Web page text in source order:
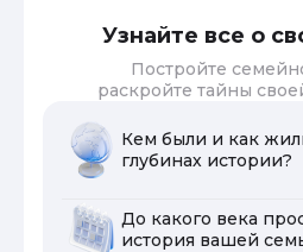
Узнайте все о
Постройте
раскройте тайны
Кем были и как
глубинах истории?
До какого века
история вашей